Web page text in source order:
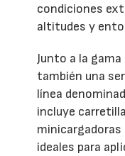
condiciones
altitudes y
Junto a la
también una
línea
incluye
ideales para